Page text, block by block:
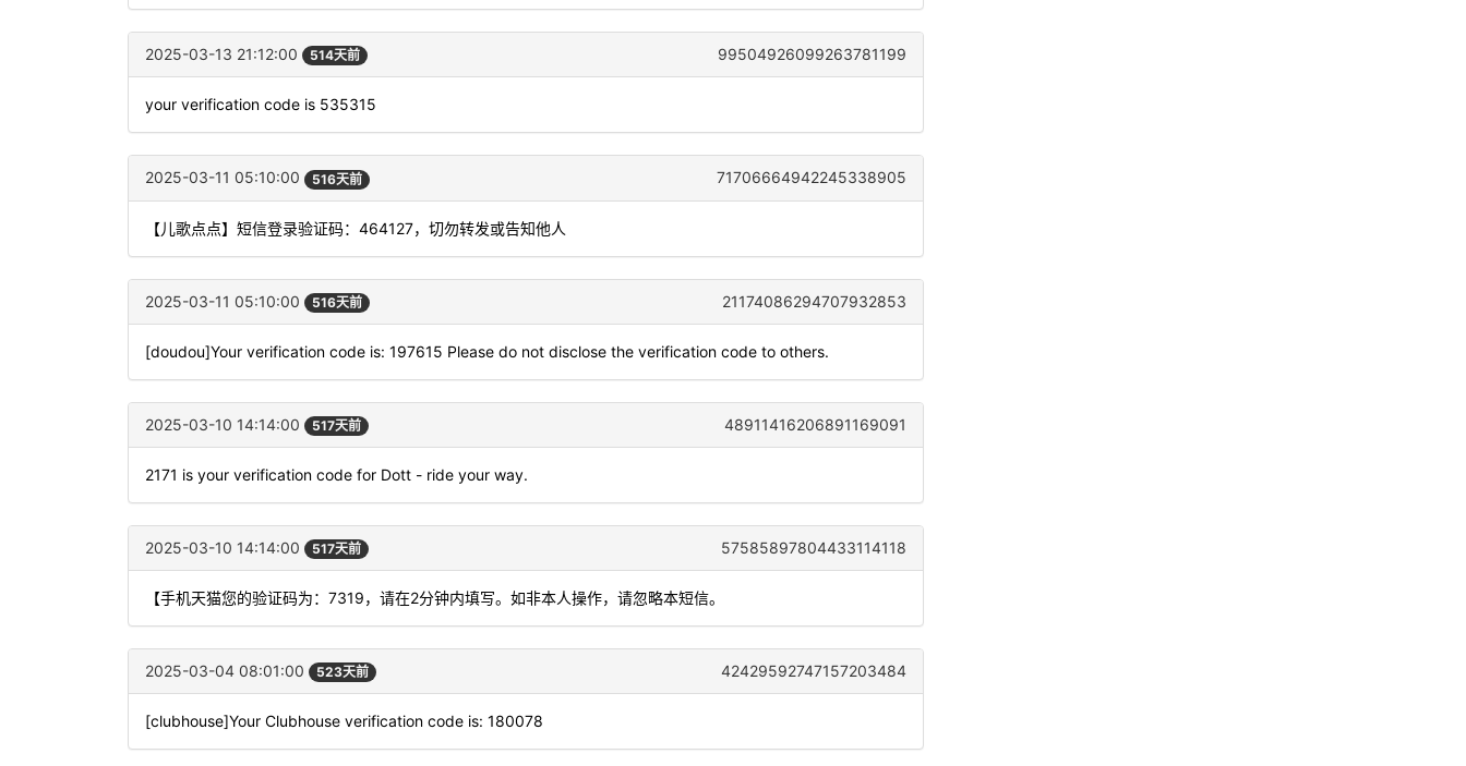
2025-03-13 21:12:00 514天前 99504926099263781199
your verification code is 535315
2025-03-11 05:10:00 516天前 71706664942245338905
【儿歌点点】短信登录验证码：464127，切勿转发或告知他人
2025-03-11 05:10:00 516天前 21174086294707932853
[doudou]Your verification code is: 197615 Please do not disclose the verification code to others.
2025-03-10 14:14:00 517天前 48911416206891169091
2171 is your verification code for Dott - ride your way.
2025-03-10 14:14:00 517天前 57585897804433114118
【手机天猫您的验证码为：7319，请在2分钟内填写。如非本人操作，请忽略本短信。
2025-03-04 08:01:00 523天前 42429592747157203484
[clubhouse]Your Clubhouse verification code is: 180078